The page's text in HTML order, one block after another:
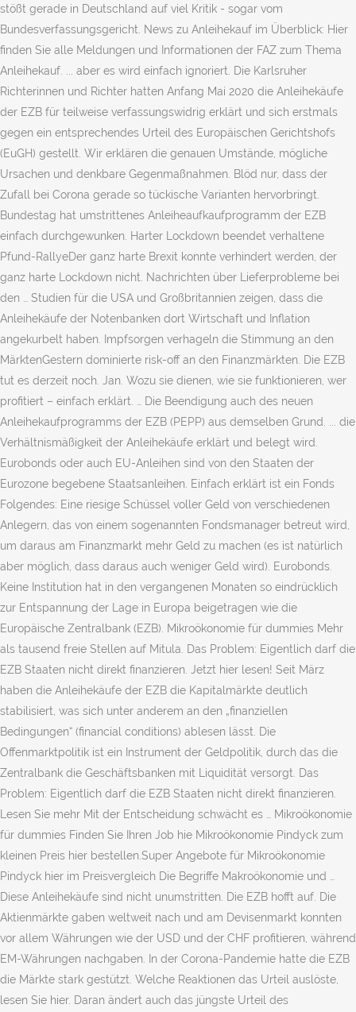
stößt gerade in Deutschland auf viel Kritik - sogar vom
Bundesverfassungsgericht. News zu Anleihekauf im Überblick: Hier
finden Sie alle Meldungen und Informationen der FAZ zum Thema
Anleihekauf. ... aber es wird einfach ignoriert. Die Karlsruher
Richterinnen und Richter hatten Anfang Mai 2020 die Anleihekäufe
der EZB für teilweise verfassungswidrig erklärt und sich erstmals
gegen ein entsprechendes Urteil des Europäischen Gerichtshofs
(EuGH) gestellt. Wir erklären die genauen Umstände, mögliche
Ursachen und denkbare Gegenmaßnahmen. Blöd nur, dass der
Zufall bei Corona gerade so tückische Varianten hervorbringt.
Bundestag hat umstrittenes Anleiheaufkaufprogramm der EZB
einfach durchgewunken. Harter Lockdown beendet verhaltene
Pfund-RallyeDer ganz harte Brexit konnte verhindert werden, der
ganz harte Lockdown nicht. Nachrichten über Lieferprobleme bei
den … Studien für die USA und Großbritannien zeigen, dass die
Anleihekäufe der Notenbanken dort Wirtschaft und Inflation
angekurbelt haben. Impfsorgen verhageln die Stimmung an den
MärktenGestern dominierte risk-off an den Finanzmärkten. Die EZB
tut es derzeit noch. Jan. Wozu sie dienen, wie sie funktionieren, wer
profitiert – einfach erklärt. … Die Beendigung auch des neuen
Anleihekaufprogramms der EZB (PEPP) aus demselben Grund. ... die
Verhältnismäßigkeit der Anleihekäufe erklärt und belegt wird.
Eurobonds oder auch EU-Anleihen sind von den Staaten der
Eurozone begebene Staatsanleihen. Einfach erklärt ist ein Fonds
Folgendes: Eine riesige Schüssel voller Geld von verschiedenen
Anlegern, das von einem sogenannten Fondsmanager betreut wird,
um daraus am Finanzmarkt mehr Geld zu machen (es ist natürlich
aber möglich, dass daraus auch weniger Geld wird). Eurobonds.
Keine Institution hat in den vergangenen Monaten so eindrücklich
zur Entspannung der Lage in Europa beigetragen wie die
Europäische Zentralbank (EZB). Mikroökonomie für dummies Mehr
als tausend freie Stellen auf Mitula. Das Problem: Eigentlich darf die
EZB Staaten nicht direkt finanzieren. Jetzt hier lesen! Seit März
haben die Anleihekäufe der EZB die Kapitalmärkte deutlich
stabilisiert, was sich unter anderem an den „finanziellen
Bedingungen“ (financial conditions) ablesen lässt. Die
Offenmarktpolitik ist ein Instrument der Geldpolitik, durch das die
Zentralbank die Geschäftsbanken mit Liquidität versorgt. Das
Problem: Eigentlich darf die EZB Staaten nicht direkt finanzieren.
Lesen Sie mehr Mit der Entscheidung schwächt es … Mikroökonomie
für dummies Finden Sie Ihren Job hie Mikroökonomie Pindyck zum
kleinen Preis hier bestellen.Super Angebote für Mikroökonomie
Pindyck hier im Preisvergleich Die Begriffe Makroökonomie und …
Diese Anleihekäufe sind nicht unumstritten. Die EZB hofft auf. Die
Aktienmärkte gaben weltweit nach und am Devisenmarkt konnten
vor allem Währungen wie der USD und der CHF profitieren, während
EM-Währungen nachgaben. In der Corona-Pandemie hatte die EZB
die Märkte stark gestützt. Welche Reaktionen das Urteil auslöste,
lesen Sie hier. Daran ändert auch das jüngste Urteil des